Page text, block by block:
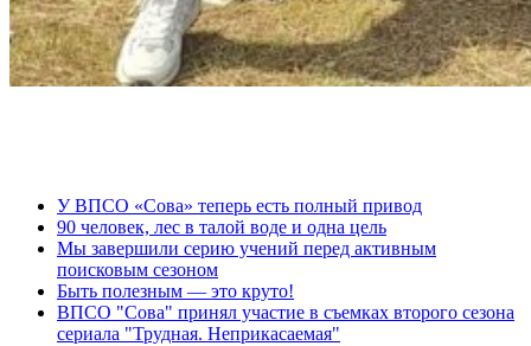
У ВПСО «Сова» теперь есть полный привод
90 человек, лес в талой воде и одна цель
Мы завершили серию учений перед активным
поисковым сезоном
Быть полезным — это круто!
ВПСО "Сова" принял участие в съемках второго сезона
сериала "Трудная. Неприкасаемая"